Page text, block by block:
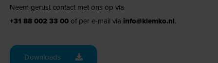
Neem gerust contact met ons op via
+31 88 002 33 00 of per e-mail via info@klemko.nl.
Downloads